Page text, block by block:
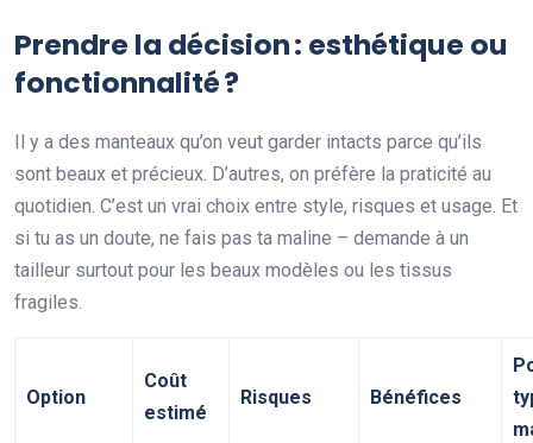
Prendre la décision : esthétique ou
fonctionnalité ?
Il y a des manteaux qu’on veut garder intacts parce qu’ils
sont beaux et précieux. D’autres, on préfère la praticité au
quotidien. C’est un vrai choix entre style, risques et usage. Et
si tu as un doute, ne fais pas ta maline – demande à un
tailleur surtout pour les beaux modèles ou les tissus
fragiles.
Option
Coût
estimé
Risques Bénéfices